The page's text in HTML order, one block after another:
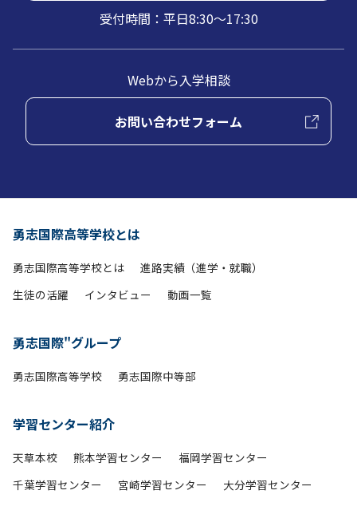
受付時間：平日8:30～17:30
Webから入学相談
お問い合わせフォーム
勇志国際高等学校とは
勇志国際高等学校とは
進路実績（進学・就職）
生徒の活躍
インタビュー 動画一覧
勇志国際"グループ
勇志国際高等学校 勇志国際中等部
学習センター紹介
天草本校 熊本学習センター
福岡学習センター
千葉学習センター
宮崎学習センター 大分学習センター